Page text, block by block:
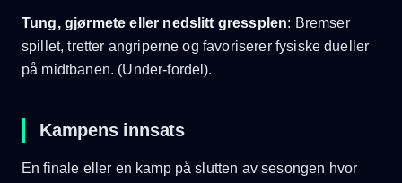
Tung, gjørmete eller nedslitt gressplen: Bremser
spillet, tretter angriperne og favoriserer fysiske dueller
på midtbanen. (Under-fordel).
Kampens innsats
En finale eller en kamp på slutten av sesongen hvor